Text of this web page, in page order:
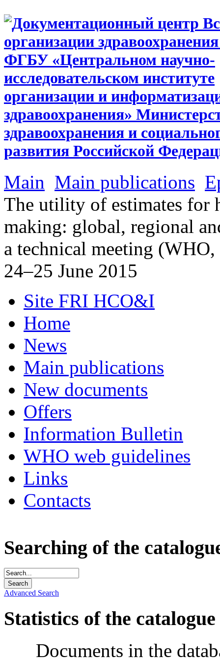
Main Main publications
The utility of estimates for
making: global, regional
a technical meeting
24–25 June 2015
Site FRI HCO&I
Home
News
Main publications
New documents
Offers
Information Bulletin
WHO web guidelines
Links
Contacts
Searching of the
Advanced Search
Statistics of the catalogue
Documents in the